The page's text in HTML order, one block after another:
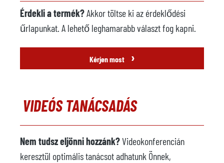
Érdekli a termék?Akkor töltse ki az érdeklődési
űrlapunkat. A lehető leghamarabb választ fog kapni.
Kérjen most ›
VIDEÓS TANÁCSADÁS
Nem tudsz eljönni hozzánk?Videokonferencián
keresztül optimális tanácsot adhatunk Önnek,